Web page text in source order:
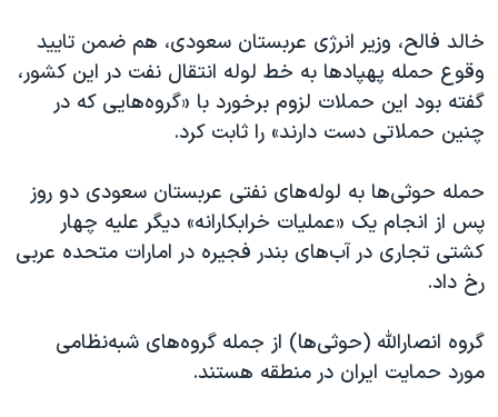
خالد فالح، وزیر انرژی عربستان سعودی، هم ضمن تایید
وقوع حمله پهپادها به خط لوله انتقال نفت در این کشور،
گفته بود این حملات لزوم برخورد با «گروه‌هایی که در
چنین حملاتی دست دارند» را ثابت کرد.
حمله حوثی‌ها به لوله‌های نفتی عربستان سعودی دو روز
پس از انجام یک «عملیات خرابکارانه» دیگر علیه چهار
کشتی تجاری در آب‌های بندر فجیره در امارات متحده عربی
رخ داد.
گروه انصارالله (حوثی‌ها) از جمله گروه‌های شبه‌نظامی
مورد حمایت ایران در منطقه هستند.